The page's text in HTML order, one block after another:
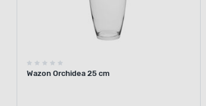
Wazon Orchidea 25 cm